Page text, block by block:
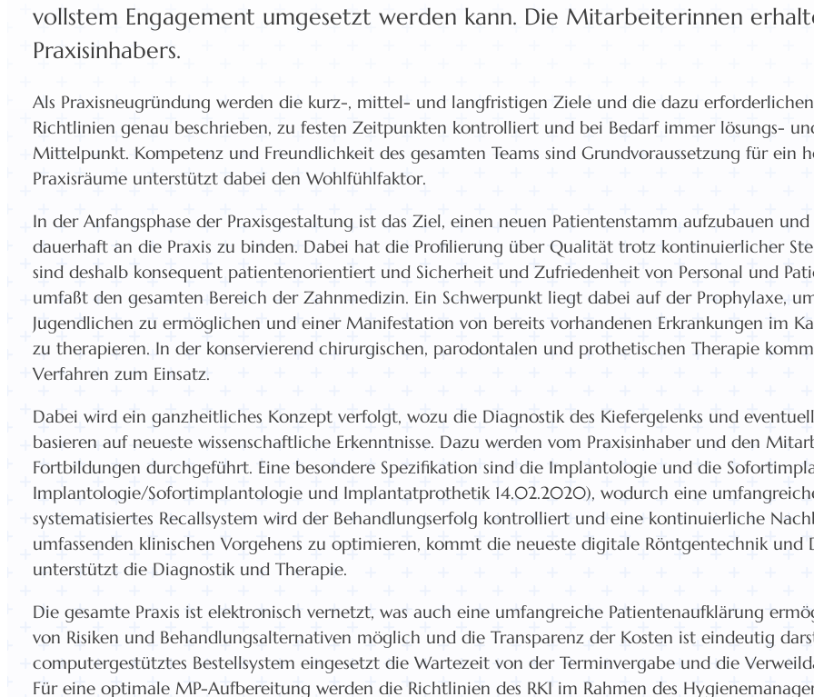
vollstem Engagement umgesetzt werden kann. Die Mitarbeiterinnen
Praxisinhabers.
Als Praxisneugründung werden die kurz-, mittel- und langfristigen Ziele und die dazu
Richtlinien genau beschrieben, zu festen Zeitpunkten kontrolliert und bei Bedarf immer lösungs-
Mittelpunkt. Kompetenz und Freundlichkeit des gesamten Teams sind Grundvoraussetzung für ein
Praxisräume unterstützt dabei den Wohlfühlfaktor.
In der Anfangsphase der Praxisgestaltung ist das Ziel, einen neuen Patientenstamm aufzubauen
dauerhaft an die Praxis zu binden. Dabei hat die Profilierung über Qualität trotz kontinuierlicher
sind deshalb konsequent patientenorientiert und Sicherheit und Zufriedenheit von Personal und
umfaßt den gesamten Bereich der Zahnmedizin. Ein Schwerpunkt liegt dabei auf der Prophylaxe,
Jugendlichen zu ermöglichen und einer Manifestation von bereits vorhandenen Erkrankungen im
zu therapieren. In der konservierend chirurgischen, parodontalen und prothetischen Therapie
Verfahren zum Einsatz.
Dabei wird ein ganzheitliches Konzept verfolgt, wozu die Diagnostik des Kiefergelenks und
basieren auf neueste wissenschaftliche Erkenntnisse. Dazu werden vom Praxisinhaber und den
Fortbildungen durchgeführt. Eine besondere Spezifikation sind die Implantologie und die
Implantologie/Sofortimplantologie und Implantatprothetik 14.02.2020), wodurch eine
systematisiertes Recallsystem wird der Behandlungserfolg kontrolliert und eine kontinuierliche
umfassenden klinischen Vorgehens zu optimieren, kommt die neueste digitale Röntgentechnik
unterstützt die Diagnostik und Therapie.
Die gesamte Praxis ist elektronisch vernetzt, was auch eine umfangreiche Patientenaufklärung
von Risiken und Behandlungsalternativen möglich und die Transparenz der Kosten ist eindeutig
computergestütztes Bestellsystem eingesetzt die Wartezeit von der Terminvergabe und die
Für eine optimale MP-Aufbereitung werden die Richtlinien des RKI im Rahmen des